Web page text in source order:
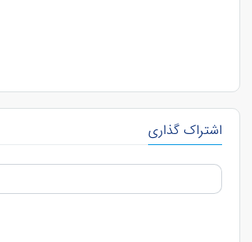
اشتراک گذاری